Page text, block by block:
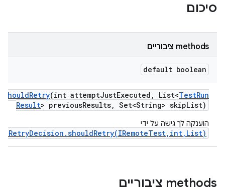
סיכום
‫methods ציבוריים
default boolean
shouldRetry(int attemptJustExecuted , List<TestRun
Result> previousResults, Set<String> skipList)
הוענקה לך גישה על ידי
IRetryDecision.shouldRetry(IRemoteTest,int,List)
‫methods ציבוריים